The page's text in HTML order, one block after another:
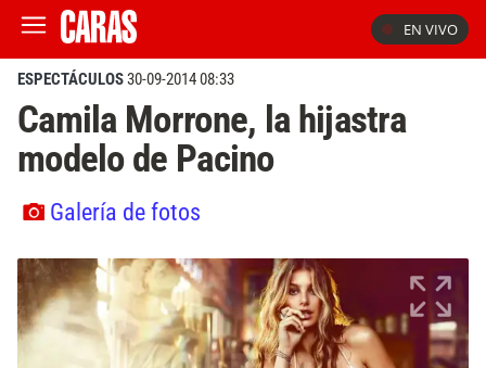
EN VIVO
ESPECTÁCULOS30-09-2014 08:33
Camila Morrone, la hijastra
modelo de Pacino
Galería de fotos